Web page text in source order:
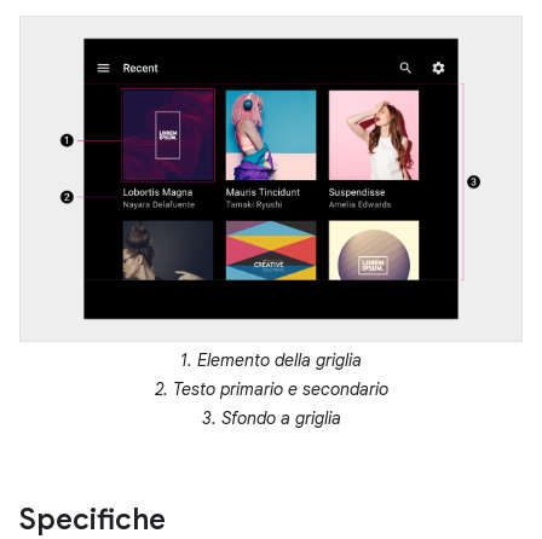
1. Elemento della griglia
2. Testo primario e secondario
3. Sfondo a griglia
Specifiche